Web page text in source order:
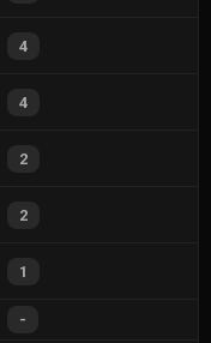
4
4
2
2
1
-